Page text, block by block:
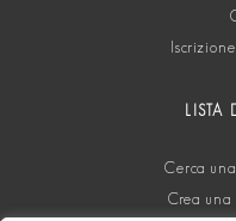
LISTA
Cerca
Crea una